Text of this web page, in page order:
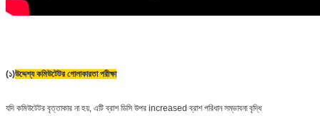
(১)উদ্দেশ্য কমিউটেটর গোলাকারতা পরীক্ষা
যদি কমিউটেটর বৃত্তাকার না হয়, এটি ব্রাশ ডিসি উপর increased ব্রাশ পরিধান সম্ভাবনা বৃদ্ধি